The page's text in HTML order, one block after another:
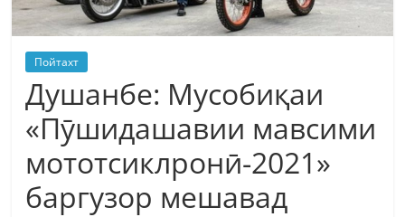
Пойтахт
Душанбе: Мусобиқаи
«Пӯшидашавии мавсими
мототсиклронӣ-2021»
баргузор мешавад